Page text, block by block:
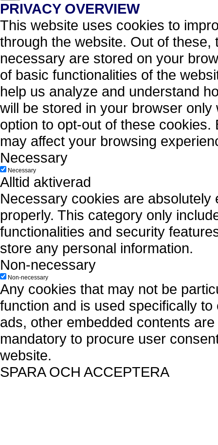
PRIVACY OVERVIEW
This website uses cookies to
through the website. Out of
necessary are stored on your
of basic functionalities of the
help us analyze and understand
will be stored in your browser
option to opt-out of these
may affect your browsing
Necessary
Necessary
Alltid aktiverad
Necessary cookies are
properly. This category only
functionalities and security
store any personal information.
Non-necessary
Non-necessary
Any cookies that may not be
function and is used specifically
ads, other embedded contents
mandatory to procure user
website.
SPARA OCH ACCEPTERA